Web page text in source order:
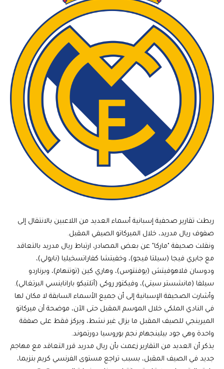
ربطت تقارير صحفية إسبانية أسماء العديد من اللاعبين بالانتقال إلى
صفوف ريال مدريد، خلال الميركاتو الصيفي المقبل.
ونقلت صحيفة "ماركا" عن بعض المصادر، ارتباط ريال مدريد بالتعاقد
مع جابري فيجا (سيلتا فيجو)، وخفيتشا كفاراتسخيليا (نابولي)،
ودوسان فلاهوفيتش (يوفنتوس)، وهاري كين (توتنهام)، وبرناردو
سيلفا (مانشستر سيتي)، وفيكتور روكي (أتلتيكو باراناينسي البرتغالي).
وأشارت الصحيفة الإسبانية إلى أن جميع الأسماء السابقة لا مكان لها
في النادي الملكي خلال الموسم المقبل حتى الآن، موضحة أن ميركاتو
الميرينجي للصيف المقبل ما يزال غير نشط، ويركز فقط على صفقة
واحدة وهي جود بيلينجهام نجم بوروسيا دورتموند.
يذكر أن العديد من التقارير زعمت بأن ريال مدريد قرر التعاقد مع مهاجم
جديد في الصيف المقبل، بسبب تراجع مستوى الفرنسي كريم بنزيما،